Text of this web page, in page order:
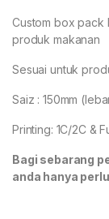
Custom box pack
produk makanan
Sesuai untuk
Saiz : 150mm
Printing: 1C/2C &
Bagi sebarang
anda hanya